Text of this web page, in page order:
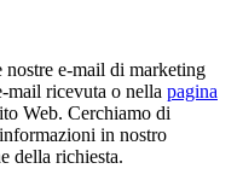
nostre e-mail di marketing
mail ricevuta o nella pagina
Web. Cerchiamo di
in nostro
della richiesta.